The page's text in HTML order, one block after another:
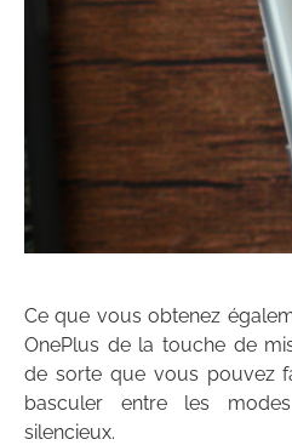
Ce que vous obtenez
OnePlus de la touche de
de sorte que vous pouvez
basculer entre les
silencieux.